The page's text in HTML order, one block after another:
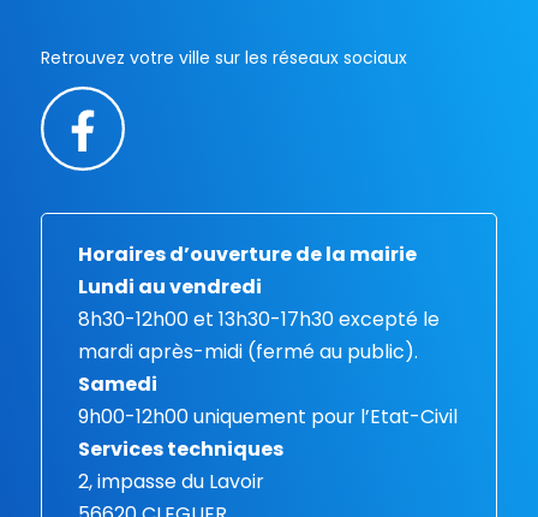
Retrouvez votre ville sur les réseaux sociaux
Horaires d’ouverture de la mairie
Lundi au vendredi
8h30-12h00 et 13h30-17h30 excepté le
mardi après-midi (fermé au public).
Samedi
9h00-12h00 uniquement pour l’Etat-Civil
Services techniques
2, impasse du Lavoir